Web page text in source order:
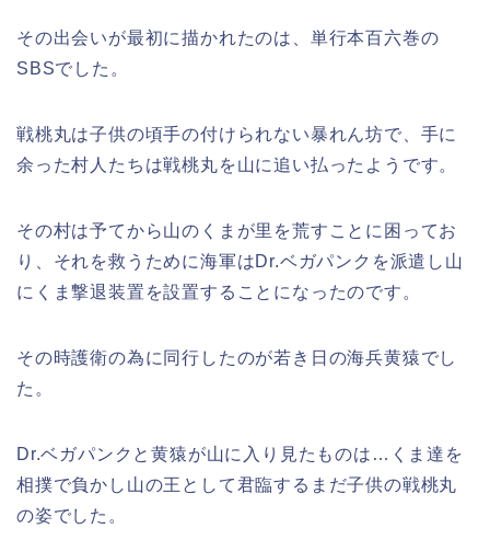
その出会いが最初に描かれたのは、単行本百六巻の
SBSでした。
戦桃丸は子供の頃手の付けられない暴れん坊で、手に
余った村人たちは戦桃丸を山に追い払ったようです。
その村は予てから山のくまが里を荒すことに困ってお
り、それを救うために海軍はDr.ベガパンクを派遣し山
にくま撃退装置を設置することになったのです。
その時護衛の為に同行したのが若き日の海兵黄猿でし
た。
Dr.ベガパンクと黄猿が山に入り見たものは…くま達を
相撲で負かし山の王として君臨するまだ子供の戦桃丸
の姿でした。